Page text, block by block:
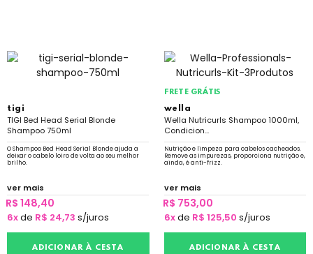
tigi
TIGI Bed Head Serial Blonde
Shampoo 750ml
O Shampoo Bed Head Serial Blonde ajuda a
deixar o cabelo loiro de volta ao seu melhor
brilho.
ver mais
R$ 148,40
6xde R$ 24,73 s/juros
ADICIONAR À CESTA
FRETE GRÁTIS
wella
Wella Nutricurls Shampoo 1000ml,
Condicion...
Nutrição e limpeza para cabelos cacheados.
Remove as impurezas, proporciona nutrição e,
ainda, é anti-frizz.
ver mais
R$ 753,00
6xde R$ 125,50 s/juros
ADICIONAR À CESTA